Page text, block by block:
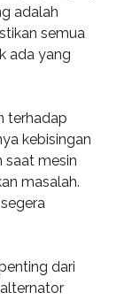
adalah
semua
ada yang
terhadap
kebisingan
saat mesin
masalah.
dari